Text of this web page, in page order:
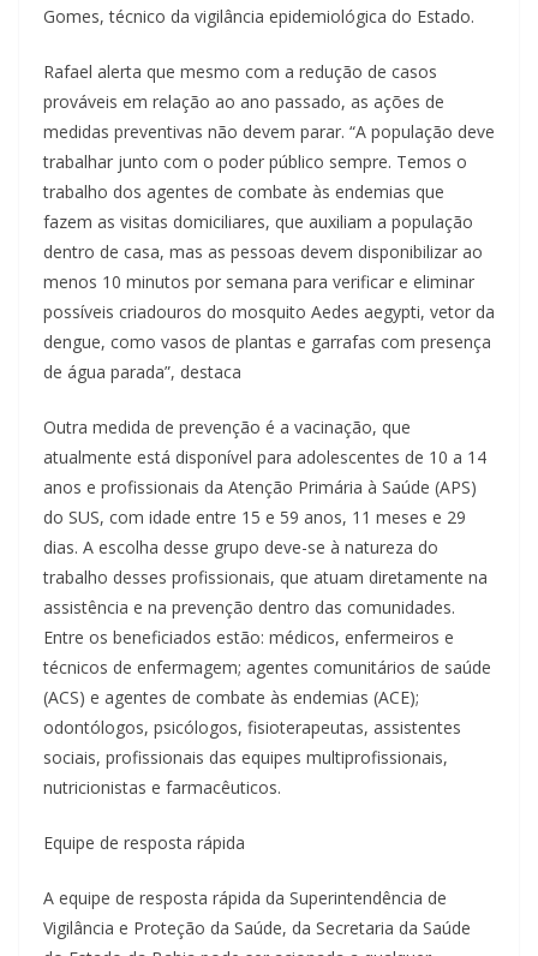
Gomes, técnico da vigilância epidemiológica do Estado.
Rafael alerta que mesmo com a redução de casos
prováveis em relação ao ano passado, as ações de
medidas preventivas não devem parar. “A população deve
trabalhar junto com o poder público sempre. Temos o
trabalho dos agentes de combate às endemias que
fazem as visitas domiciliares, que auxiliam a população
dentro de casa, mas as pessoas devem disponibilizar ao
menos 10 minutos por semana para verificar e eliminar
possíveis criadouros do mosquito Aedes aegypti, vetor da
dengue, como vasos de plantas e garrafas com presença
de água parada”, destaca
Outra medida de prevenção é a vacinação, que
atualmente está disponível para adolescentes de 10 a 14
anos e profissionais da Atenção Primária à Saúde (APS)
do SUS, com idade entre 15 e 59 anos, 11 meses e 29
dias. A escolha desse grupo deve-se à natureza do
trabalho desses profissionais, que atuam diretamente na
assistência e na prevenção dentro das comunidades.
Entre os beneficiados estão: médicos, enfermeiros e
técnicos de enfermagem; agentes comunitários de saúde
(ACS) e agentes de combate às endemias (ACE);
odontólogos, psicólogos, fisioterapeutas, assistentes
sociais, profissionais das equipes multiprofissionais,
nutricionistas e farmacêuticos.
Equipe de resposta rápida
A equipe de resposta rápida da Superintendência de
Vigilância e Proteção da Saúde, da Secretaria da Saúde